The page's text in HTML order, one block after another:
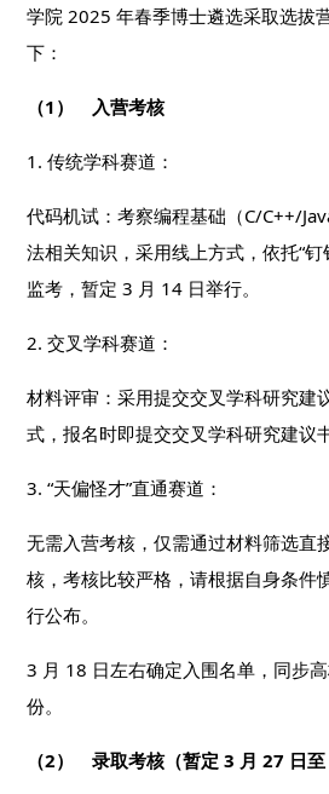
学院 2025 年春季博士遴选采取选拔
下：
（1） 入营考核
1. 传统学科赛道：
代码机试：考察编程基础（C/C++/
法相关知识，采用线上方式，依托“
监考，暂定 3 月 14 日举行。
2. 交叉学科赛道：
材料评审：采用提交交叉学科研究建
式，报名时即提交交叉学科研究建议书
3. “天偏怪才”直通赛道：
无需入营考核，仅需通过材料筛选直
核，考核比较严格，请根据自身条件
行公布。
3 月 18 日左右确定入围名单，同步
份。
（2） 录取考核（暂定 3 月 27 日至